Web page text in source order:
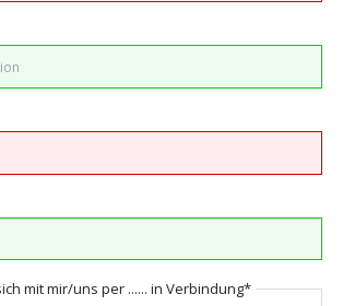
mit mir/uns per ...... in Verbindung*